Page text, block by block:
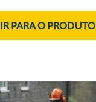
IR PARA O PRODUTO